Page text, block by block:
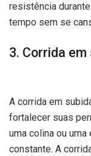
resistência
tempo sem se
3. Corrida
A corrida em
fortalecer suas
uma colina ou
constante. A